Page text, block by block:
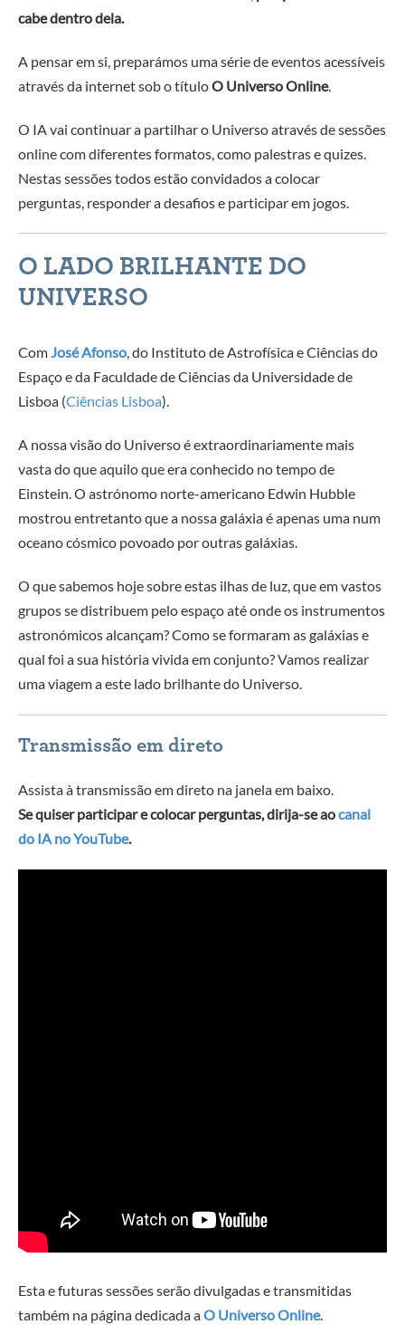
cabe dentro dela.
A pensar em si, preparámos uma série de eventos acessíveis
através da internet sob o títuloO Universo Online.
O IA vai continuar a partilhar o Universo através de sessões
online com diferentes formatos, como palestras e quizes.
Nestas sessões todos estão convidados a colocar
perguntas, responder a desafios e participar em jogos.
O LADO BRILHANTE DO
UNIVERSO
ComJosé Afonso, do Instituto de Astrofísica e Ciências do
Espaço e da Faculdade de Ciências da Universidade de
Lisboa (Ciências Lisboa).
A nossa visão do Universo é extraordinariamente mais
vasta do que aquilo que era conhecido no tempo de
Einstein. O astrónomo norte-americano Edwin Hubble
mostrou entretanto que a nossa galáxia é apenas uma num
oceano cósmico povoado por outras galáxias.
O que sabemos hoje sobre estas ilhas de luz, que em vastos
grupos se distribuem pelo espaço até onde os instrumentos
astronómicos alcançam? Como se formaram as galáxias e
qual foi a sua história vivida em conjunto? Vamos realizar
uma viagem a este lado brilhante do Universo.
Transmissão em direto
Assista à transmissão em direto na janela em baixo.
Se quiser participar e colocar perguntas, dirija-se aocanal
do IA no YouTube.
Esta e futuras sessões serão divulgadas e transmitidas
também na página dedicada aO Universo Online.